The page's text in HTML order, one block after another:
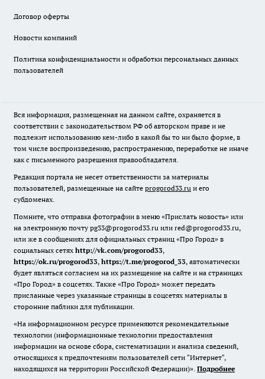
Договор оферты
Новости компаний
Политика конфиденциальности и обработки персональных данных
пользователей
Вся информация, размещенная на данном сайте, охраняется в
соответствии с законодательством РФ об авторском праве и не
подлежит использованию кем-либо в какой бы то ни было форме, в
том числе воспроизведению, распространению, переработке не иначе
как с письменного разрешения правообладателя.
Редакция портала не несет ответственности за материалы
пользователей, размещенные на сайте progorod33.ru и его
субдоменах.
Помните, что отправка фотографии в меню «Прислать новость» или
на электронную почту pg33@progorod33.ru или red@progorod33.ru,
или же в сообщениях для официальных страниц «Про Город» в
социальных сетях http://vk.com/progorod33,
https://ok.ru/progorod33, https://t.me/progorod_33, автоматически
будет являться согласием на их размещение на сайте и на страницах
«Про Город» в соцсетях. Также «Про Город» может передать
присланные через указанные страницы в соцсетях материалы в
сторонние паблики для публикации.
«На информационном ресурсе применяются рекомендательные
технологии (информационные технологии предоставления
информации на основе сбора, систематизации и анализа сведений,
относящихся к предпочтениям пользователей сети "Интернет",
находящихся на территории Российской Федерации)». Подробнее